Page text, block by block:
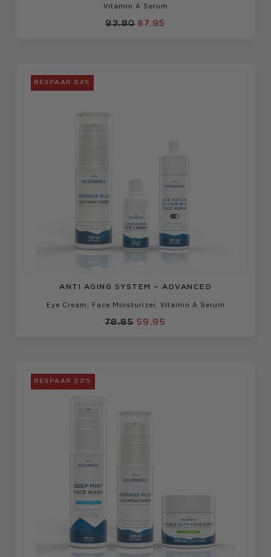
93,80 67,95
Vitamin A Serum
BESPAAR 24%
ANTI AGING SYSTEM – ADVANCED
78,85 59,95
Eye Cream Face Moisturizer, Vitamin A Serum
BESPAAR 22%